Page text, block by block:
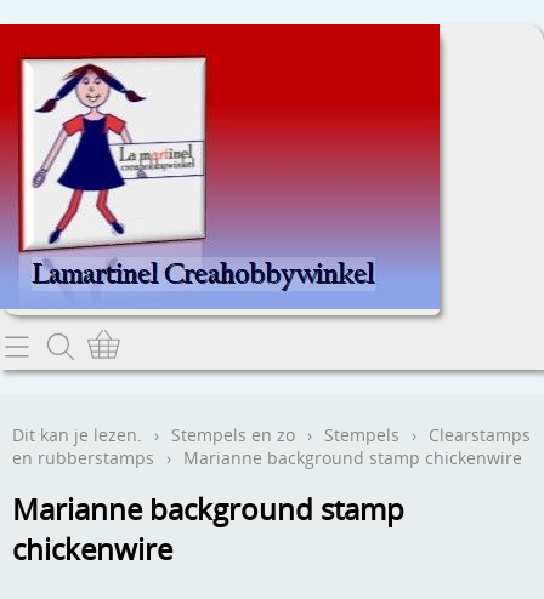
Home
Contact
Webwinkel
Dit kan je lezen. › Stempels en zo › Stempels › Clearstamps
en rubberstamps
› Marianne background stamp chickenwire
Marianne background stamp
chickenwire